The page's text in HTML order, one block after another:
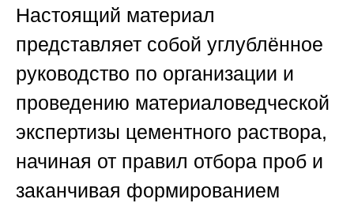
Настоящий материал
представляет собой углублённое
руководство по организации и
проведению материаловедческой
экспертизы цементного раствора,
начиная от правил отбора проб и
заканчивая формированием